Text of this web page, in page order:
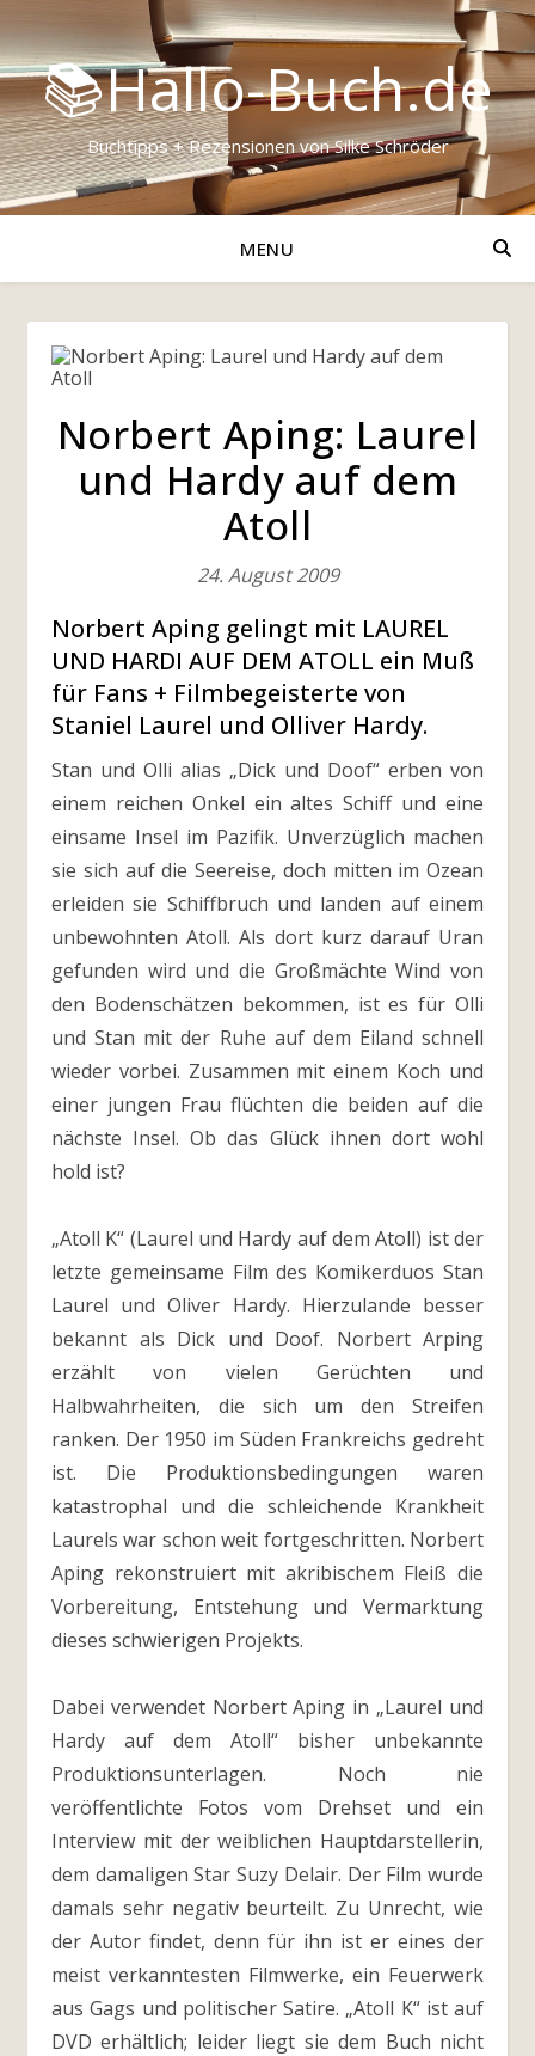
📚Hallo-Buch.de
Buchtipps + Rezensionen von Silke Schröder
MENU
Norbert Aping: Laurel
und Hardy auf dem
Atoll
24. August 2009
Norbert Aping gelingt mit LAUREL
UND HARDI AUF DEM ATOLL ein Muß
für Fans + Filmbegeisterte von
Staniel Laurel und Olliver Hardy.
Stan und Olli alias „Dick und Doof“ erben von
einem reichen Onkel ein altes Schiff und eine
einsame Insel im Pazifik. Unverzüglich machen
sie sich auf die Seereise, doch mitten im Ozean
erleiden sie Schiffbruch und landen auf einem
unbewohnten Atoll. Als dort kurz darauf Uran
gefunden wird und die Großmächte Wind von
den Bodenschätzen bekommen, ist es für Olli
und Stan mit der Ruhe auf dem Eiland schnell
wieder vorbei. Zusammen mit einem Koch und
einer jungen Frau flüchten die beiden auf die
nächste Insel. Ob das Glück ihnen dort wohl
hold ist?
„Atoll K“ (Laurel und Hardy auf dem Atoll) ist der
letzte gemeinsame Film des Komikerduos Stan
Laurel und Oliver Hardy. Hierzulande besser
bekannt als Dick und Doof. Norbert Arping
erzählt von vielen Gerüchten und
Halbwahrheiten, die sich um den Streifen
ranken. Der 1950 im Süden Frankreichs gedreht
ist. Die Produktionsbedingungen waren
katastrophal und die schleichende Krankheit
Laurels war schon weit fortgeschritten. Norbert
Aping rekonstruiert mit akribischem Fleiß die
Vorbereitung, Entstehung und Vermarktung
dieses schwierigen Projekts.
Dabei verwendet Norbert Aping in „Laurel und
Hardy auf dem Atoll“ bisher unbekannte
Produktionsunterlagen. Noch nie
veröffentlichte Fotos vom Drehset und ein
Interview mit der weiblichen Hauptdarstellerin,
dem damaligen Star Suzy Delair. Der Film wurde
damals sehr negativ beurteilt. Zu Unrecht, wie
der Autor findet, denn für ihn ist er eines der
meist verkanntesten Filmwerke, ein Feuerwerk
aus Gags und politischer Satire. „Atoll K“ ist auf
DVD erhältlich; leider liegt sie dem Buch nicht